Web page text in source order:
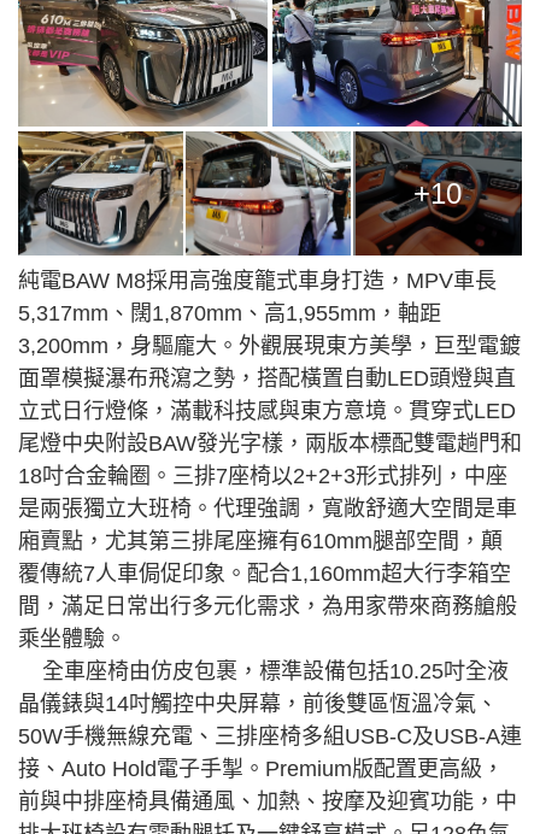
+10
純電BAW M8採用高強度籠式車身打造，MPV車長
5,317mm、闊1,870mm、高1,955mm，軸距
3,200mm，身驅龐大。外觀展現東方美學，巨型電鍍
面罩模擬瀑布飛瀉之勢，搭配橫置自動LED頭燈與直
立式日行燈條，滿載科技感與東方意境。貫穿式LED
尾燈中央附設BAW發光字樣，兩版本標配雙電趟門和
18吋合金輪圈。三排7座椅以2+2+3形式排列，中座
是兩張獨立大班椅。代理強調，寬敞舒適大空間是車
廂賣點，尤其第三排尾座擁有610mm腿部空間，顛
覆傳統7人車侷促印象。配合1,160mm超大行李箱空
間，滿足日常出行多元化需求，為用家帶來商務艙般
乘坐體驗。
全車座椅由仿皮包裹，標準設備包括10.25吋全液
晶儀錶與14吋觸控中央屏幕，前後雙區恆溫冷氣、
50W手機無線充電、三排座椅多組USB-C及USB-A連
接、Auto Hold電子手掣。Premium版配置更高級，
前與中排座椅具備通風、加熱、按摩及迎賓功能，中